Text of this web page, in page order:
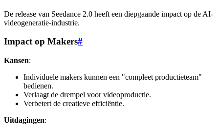
De release van Seedance 2.0 heeft een diepgaande impact op de AI-
videogeneratie-industrie.
Impact op Makers#
Kansen:
Individuele makers kunnen een "compleet productieteam"
bedienen.
Verlaagt de drempel voor videoproductie.
Verbetert de creatieve efficiëntie.
Uitdagingen: